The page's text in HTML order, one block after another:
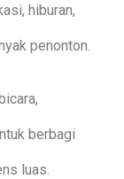
hiburan,
penonton.
berbagi
luas.